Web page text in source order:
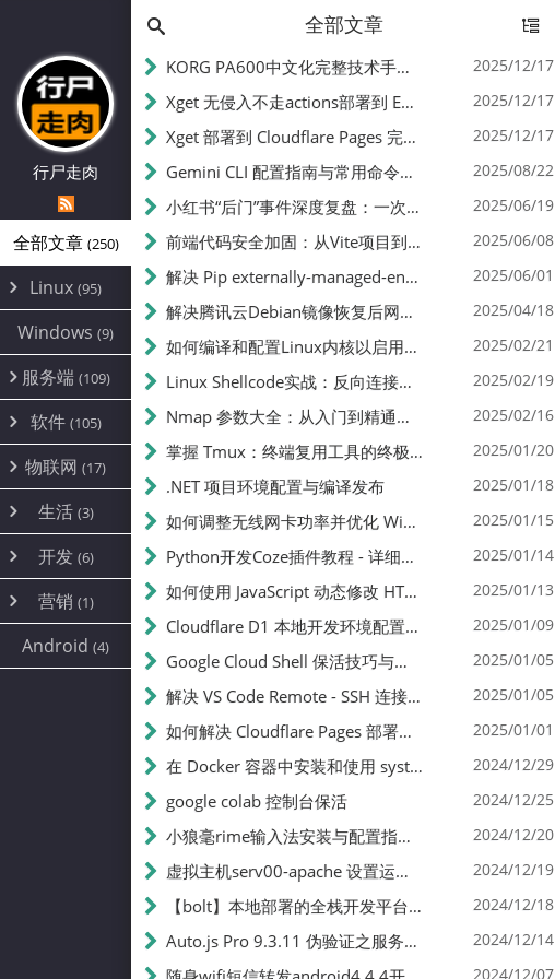
行尸走肉
全部文章 (250)
Linux (95)
Alpine
CentOS(17)
Debian(24)
ProxmoxVE
Ubuntu(7)
Windows (9)
服务端 (109)
环境配置
DD重装(3)
加速优化(34)
面板(12)
容器
游戏 (7)
饥荒(7)
云服务商(4)
WEB源码(6)
建站(5)
软件 (105)
安全(12)
办公(4)
图片 (2)
文件
系统 (35)
AI(10)
物联网 (17)
路由器
随身wifi(1)
mobile(14)
刷机
magisk
生活 (3)
线报
sim卡(1)
开发 (6)
编译
JavaScript(2)
python(2)
营销 (1)
公关(1)
SEO(1)
Android (4)
全部文章
KORG PA600中文化完整技术手册 - 从逆向到实现的全流程指南 2025/12/17
Xget 无侵入不走actions部署到 EdgeOne Pages 指南 2025/12/17
Xget 部署到 Cloudflare Pages 完整指南 - 无需修改源码的构建配置 2025/12/17
Gemini CLI 配置指南与常用命令中文翻译 | API Key、MCP、代理设置 2025/08/22
小红书“后门”事件深度复盘：一次沉默危机下的品牌、技术与流程三重考验 2025/06/19
前端代码安全加固：从Vite项目到纯静态页面的深度混淆技术备忘 2025/06/08
解决 Pip externally-managed-environment 错误：临时与永久绕过方案 2025/06/01
解决腾讯云Debian镜像恢复后网络不通问题 2025/04/18
如何编译和配置Linux内核以启用BBR2 | 内核编译教程 2025/02/21
Linux Shellcode实战：反向连接、持久化、免杀技术详解（MSF,Cobalt Strike）- 从原理到C加载器实现 2025/02/19
Nmap 参数大全：从入门到精通，掌握网络扫描的核心技巧 2025/02/16
掌握 Tmux：终端复用工具的终极指南 2025/01/20
.NET 项目环境配置与编译发布 2025/01/18
如何调整无线网卡功率并优化 Wifite 的功率设置 2025/01/15
Python开发Coze插件教程 - 详细步骤与注意事项 2025/01/14
如何使用 JavaScript 动态修改 HTML 中的权限文本 | 前端开发教程 2025/01/13
Cloudflare D1 本地开发环境配置指南 | CF Pages Local Development Guide 2025/01/09
Google Cloud Shell 保活技巧与配额时间查看方法 2025/01/05
解决 VS Code Remote - SSH 连接失败问题：从权限问题到成功启动 2025/01/05
如何解决 Cloudflare Pages 部署中的 API Token 权限问题 2025/01/01
在 Docker 容器中安装和使用 systemctl 的完整指南 2024/12/29
google colab 控制台保活 2024/12/25
小狼毫rime输入法安装与配置指南：从基础到高级自定义 2024/12/20
虚拟主机serv00-apache 设置运行目录 2024/12/19
【bolt】本地部署的全栈开发平台，支持本地及众多API，本地一键生成应用，部署教程 2024/12/18
Auto.js Pro 9.3.11 伪验证之服务器接口 Nginx 版 2024/12/14
2024/12/07
<
>